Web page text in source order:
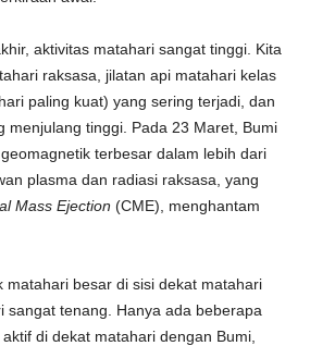
aktivitas matahari sangat tinggi. Kita
raksasa, jilatan api matahari kelas
paling kuat) yang sering terjadi, dan
menjulang tinggi. Pada 23 Maret, Bumi
terbesar dalam lebih dari
plasma dan radiasi raksasa, yang
Mass Ejection (CME), menghantam
matahari besar di sisi dekat matahari
sangat tenang. Hanya ada beberapa
di dekat matahari dengan Bumi,